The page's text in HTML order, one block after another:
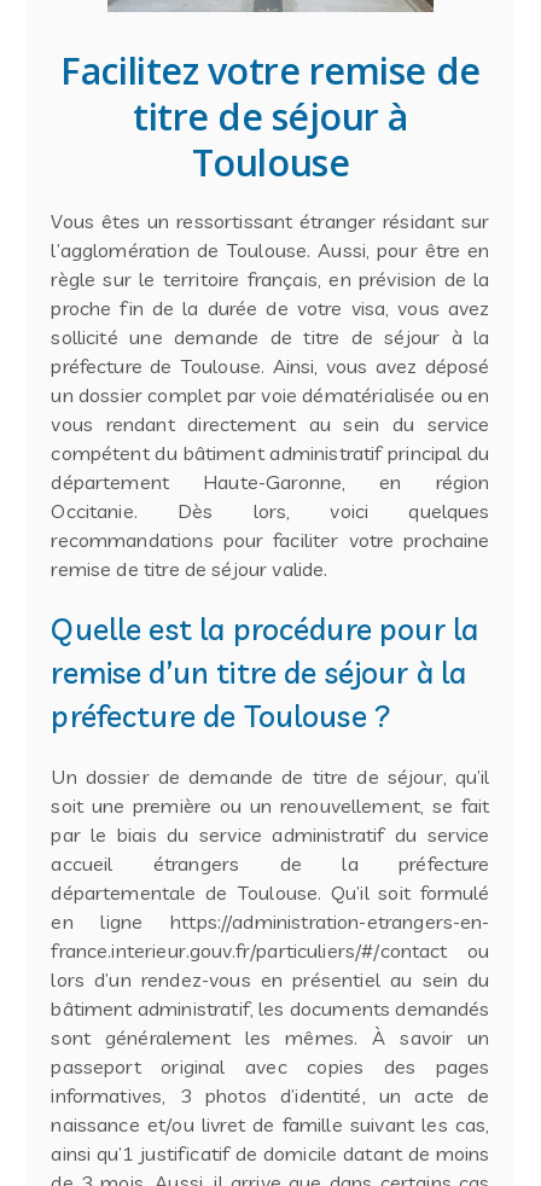
Facilitez votre remise de
titre de séjour à
Toulouse
Vous êtes un ressortissant étranger résidant sur
l’agglomération de Toulouse. Aussi, pour être en
règle sur le territoire français, en prévision de la
proche fin de la durée de votre visa, vous avez
sollicité une demande de titre de séjour à la
préfecture de Toulouse. Ainsi, vous avez déposé
un dossier complet par voie dématérialisée ou en
vous rendant directement au sein du service
compétent du bâtiment administratif principal du
département Haute-Garonne, en région
Occitanie. Dès lors, voici quelques
recommandations pour faciliter votre prochaine
remise de titre de séjour valide.
Quelle est la procédure pour la
remise d’un titre de séjour à la
préfecture de Toulouse ?
Un dossier de demande de titre de séjour, qu’il
soit une première ou un renouvellement, se fait
par le biais du service administratif du service
accueil étrangers de la préfecture
départementale de Toulouse. Qu’il soit formulé
en ligne https://administration-etrangers-en-
france.interieur.gouv.fr/particuliers/#/contact ou
lors d’un rendez-vous en présentiel au sein du
bâtiment administratif, les documents demandés
sont généralement les mêmes. À savoir un
passeport original avec copies des pages
informatives, 3 photos d’identité, un acte de
naissance et/ou livret de famille suivant les cas,
ainsi qu’1 justificatif de domicile datant de moins